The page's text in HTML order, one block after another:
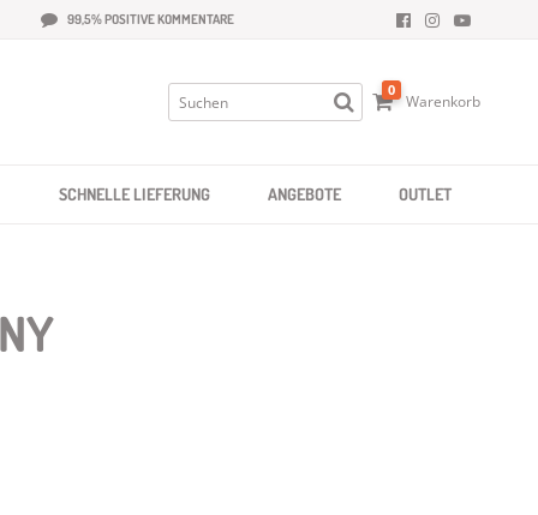
99,5% POSITIVE KOMMENTARE
0
Warenkorb
SCHNELLE LIEFERUNG ANGEBOTE OUTLET